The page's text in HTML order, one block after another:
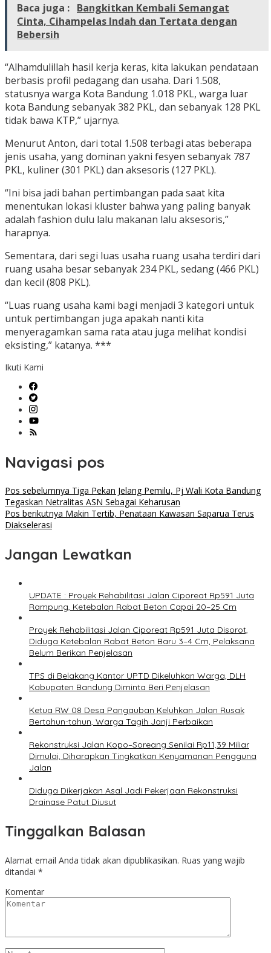
Baca juga : Bangkitkan Kembali Semangat
Cinta, Cihampelas Indah dan Tertata dengan
Bebersih
“Alhamdulillah hasil kerja keras, kita lakukan pendataan
berbasis profil pedagang dan usaha. Dari 1.508,
statusnya warga Kota Bandung 1.018 PKL, warga luar
kota Bandung sebanyak 382 PKL, dan sebanyak 128 PKL
tidak bawa KTP,” ujarnya.
Menurut Anton, dari total 1.508 terbagi atas beberapa
jenis usaha, yang dominan yakni fesyen sebanyak 787
PKL, kuliner (301 PKL) dan aksesoris (127 PKL).
“Ini bisa jadi bahan pertimbangan pada saat kita
menentukan lokasi kluster bahwa yang paling banyak
adalah fashion dulu lalu makanan lalu aksesoris,”
harapnya.
Sementara, dari segi luas usaha ruang usaha terdiri dari
ruang usaha besar sebanyak 234 PKL, sedang (466 PKL)
dan kecil (808 PKL).
“Luas ruang usaha kami bagi menjadi 3 kategori untuk
untuk pertimbangan juga apakah nanti kita
menyeragamkan sama rata atau juga melihat kondisi
eksisting,” katanya. ***
Ikuti Kami
Navigasi pos
Pos sebelumnya Tiga Pekan Jelang Pemilu, Pj Wali Kota Bandung
Tegaskan Netralitas ASN Sebagai Keharusan
Pos berikutnya Makin Tertib, Penataan Kawasan Saparua Terus
Diakselerasi
Jangan Lewatkan
UPDATE : Proyek Rehabilitasi Jalan Ciporeat Rp591 Juta
Rampung, Ketebalan Rabat Beton Capai 20–25 Cm
Proyek Rehabilitasi Jalan Ciporeat Rp591 Juta Disorot,
Diduga Ketebalan Rabat Beton Baru 3–4 Cm, Pelaksana
Belum Berikan Penjelasan
TPS di Belakang Kantor UPTD Dikeluhkan Warga, DLH
Kabupaten Bandung Diminta Beri Penjelasan
Ketua RW 08 Desa Pangauban Keluhkan Jalan Rusak
Bertahun-tahun, Warga Tagih Janji Perbaikan
Rekonstruksi Jalan Kopo–Soreang Senilai Rp11,39 Miliar
Dimulai, Diharapkan Tingkatkan Kenyamanan Pengguna
Jalan
Diduga Dikerjakan Asal Jadi Pekerjaan Rekonstruksi
Drainase Patut Diusut
Tinggalkan Balasan
Alamat email Anda tidak akan dipublikasikan. Ruas yang wajib
ditandai *
Komentar